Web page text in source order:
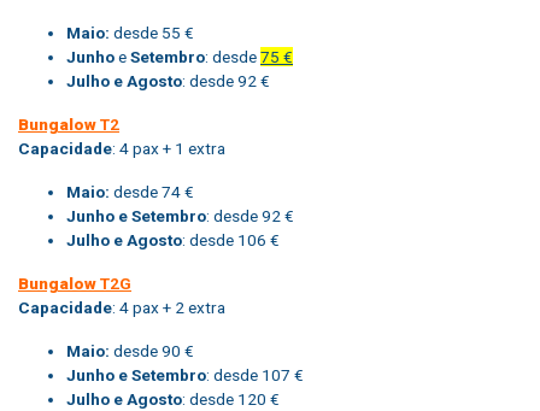
Maio: desde 55 €
JunhoeSetembro: desde75 €
Julho e Agosto: desde 92 €
BungalowT2
Capacidade: 4 pax + 1 extra
Maio: desde 74 €
Junho e Setembro: desde 92 €
Julho e Agosto: desde 106 €
BungalowT2G
Capacidade: 4 pax + 2 extra
Maio: desde 90 €
Junho e Setembro: desde 107 €
Julho e Agosto: desde 120 €